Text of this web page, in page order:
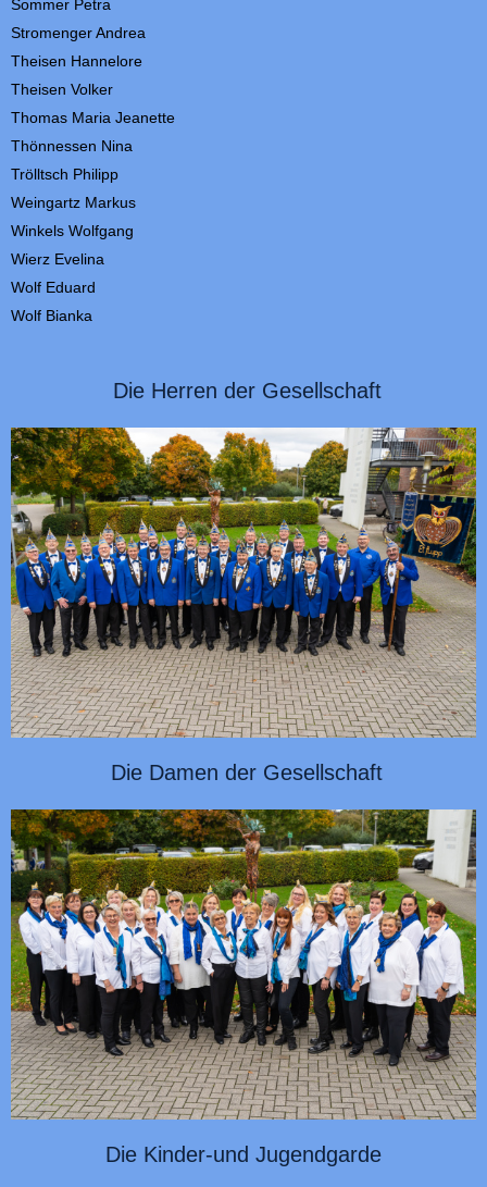
Sommer Petra
Stromenger Andrea
Theisen Hannelore
Theisen Volker
Thomas Maria Jeanette
Thönnessen Nina
Trölltsch Philipp
Weingartz Markus
Winkels Wolfgang
Wierz Evelina
Wolf Eduard
Wolf Bianka
Die Herren der Gesellschaft
Die Damen der Gesellschaft
Die Kinder-und Jugendgarde